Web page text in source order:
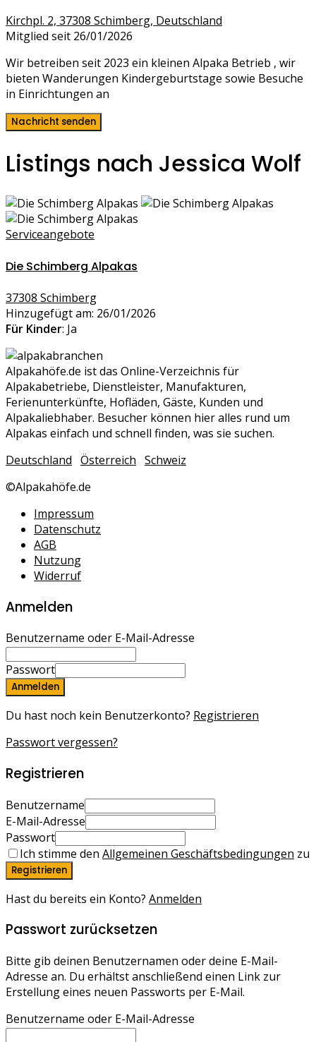
Kirchpl. 2, 37308 Schimberg, Deutschland
Mitglied seit 26/01/2026
Wir betreiben seit 2023 ein kleinen Alpaka Betrieb , wir
bieten Wanderungen Kindergeburtstage sowie Besuche
in Einrichtungen an
Nachricht senden
Listings nach Jessica Wolf
Serviceangebote
Die Schimberg Alpakas
37308 Schimberg
Hinzugefügt am: 26/01/2026
Für Kinder: Ja
Alpakahöfe.de ist das Online-Verzeichnis für
Alpakabetriebe, Dienstleister, Manufakturen,
Ferienunterkünfte, Hofläden, Gäste, Kunden und
Alpakaliebhaber. Besucher können hier alles rund um
Alpakas einfach und schnell finden, was sie suchen.
Deutschland Österreich Schweiz
©Alpakahöfe.de
Impressum
Datenschutz
AGB
Nutzung
Widerruf
Anmelden
Benutzername oder E-Mail-Adresse
Passwort
Anmelden
Du hast noch kein Benutzerkonto? Registrieren
Passwort vergessen?
Registrieren
Benutzername
E-Mail-Adresse
Passwort
Ich stimme den Allgemeinen Geschäftsbedingungen zu
Registrieren
Hast du bereits ein Konto? Anmelden
Passwort zurücksetzen
Bitte gib deinen Benutzernamen oder deine E-Mail-
Adresse an. Du erhältst anschließend einen Link zur
Erstellung eines neuen Passworts per E-Mail.
Benutzername oder E-Mail-Adresse